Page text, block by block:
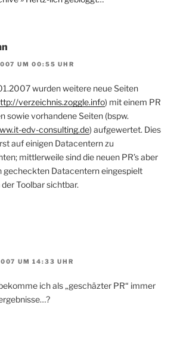
UM 00:55 UHR
wurden weitere neue Seiten
verzeichnis.zoggle.info) mit einem PR
sowie vorhandene Seiten (bspw.
edv-consulting.de) aufgewertet. Dies
auf einigen Datacentern zu
mittlerweile sind die neuen PR’s aber
gecheckten Datacentern eingespielt
Toolbar sichtbar.
UM 14:33 UHR
ich als „geschäzter PR“ immer